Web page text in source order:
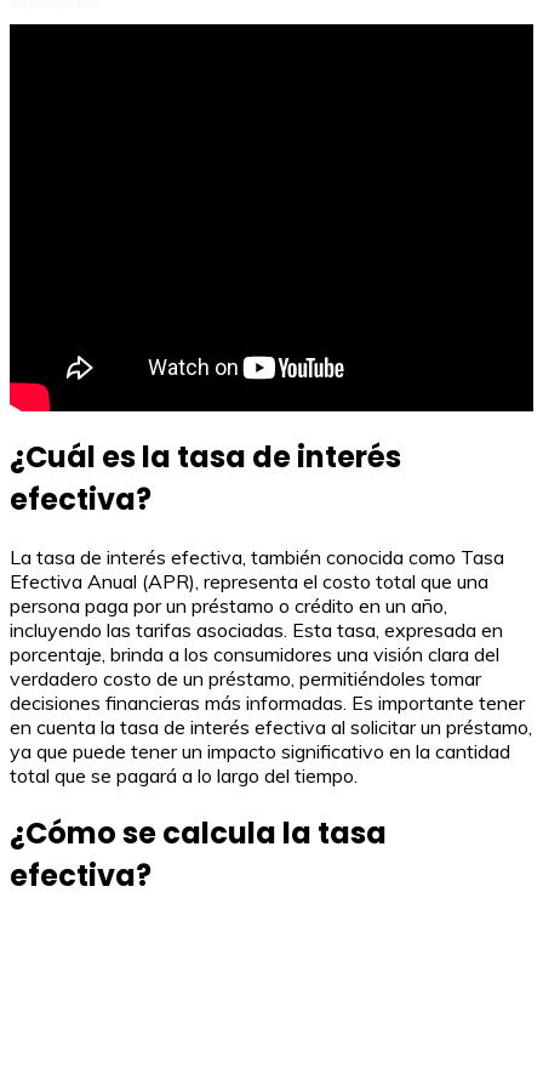
¿Cuál es la tasa de interés
efectiva?
La tasa de interés efectiva, también conocida como Tasa
Efectiva Anual (APR), representa el costo total que una
persona paga por un préstamo o crédito en un año,
incluyendo las tarifas asociadas. Esta tasa, expresada en
porcentaje, brinda a los consumidores una visión clara del
verdadero costo de un préstamo, permitiéndoles tomar
decisiones financieras más informadas. Es importante tener
en cuenta la tasa de interés efectiva al solicitar un préstamo,
ya que puede tener un impacto significativo en la cantidad
total que se pagará a lo largo del tiempo.
¿Cómo se calcula la tasa
efectiva?